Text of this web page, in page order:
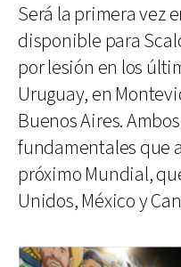
Será la primera vez
disponible para
por lesión en los
Uruguay, en
Buenos Aires.
fundamentales que
próximo Mundial,
Unidos, México y